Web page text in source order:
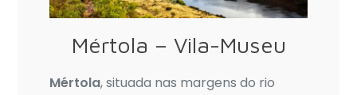
Mértola – Vila-Museu
Mértola, situada nas margens do rio